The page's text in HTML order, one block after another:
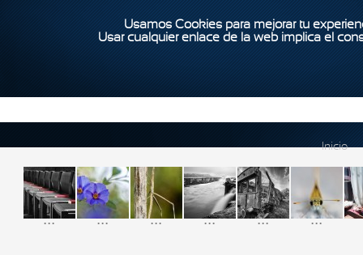
Usamos Cookies para mejorar tu
Usar cualquier enlace de la web implica el
Inicio
... ... ... ... ... ...